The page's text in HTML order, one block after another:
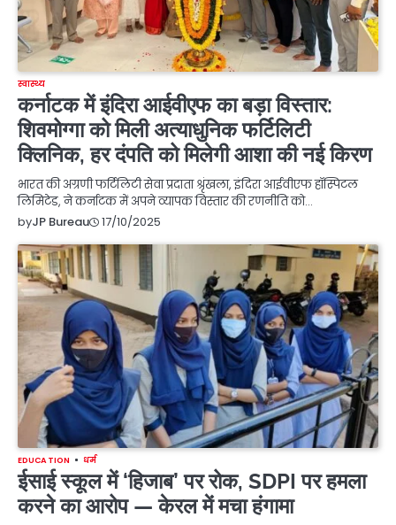
स्वास्थ्य
कर्नाटक में इंदिरा आईवीएफ का बड़ा विस्तार:
शिवमोग्गा को मिली अत्याधुनिक फर्टिलिटी
क्लिनिक, हर दंपति को मिलेगी आशा की नई किरण
भारत की अग्रणी फर्टिलिटी सेवा प्रदाता श्रृंखला, इंदिरा आईवीएफ हॉस्पिटल
लिमिटेड, ने कर्नाटक में अपने व्यापक विस्तार की रणनीति को…
byJP Bureau 17/10/2025
EDUCATION धर्म
ईसाई स्कूल में ‘हिजाब’ पर रोक, SDPI पर हमला
करने का आरोप — केरल में मचा हंगामा